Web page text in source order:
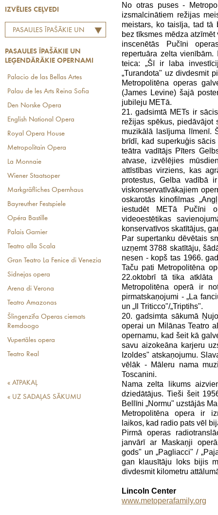
IZVĒLIES CEĻVEDI
PASAULES ĪPAŠĀKIE UN
OPERNAMI
PASAULES ĪPAŠĀKIE UN
LEĢENDĀRĀKIE OPERNAMI
Palacio de las Bellas Artes
Palau de les Arts Reina Sofia
Den Norske Opera
English National Opera
Royal Opera House
Metropolitain Opera
La Monnaie
Wiener Staatsoper
Markgräfliches Opernhaus
Bayreuther Festspiele
Opéra Bastille
Palais Garnier
Teatro alla Scala
Gran Teatro La Fenice di Venezia
Sidnejas opera
Arena di Verona
Teatro Amazonas
Šlingenzīfa Operas ciemats
Remdoogo
Vupertāles opera
Teatro Real
« ATPAKAĻ
« UZ SADAĻAS SĀKUMU
No otras puses -
izsmalcinātiem režijas
meistars, ko taisīja, tad tā
bez tīksmes mēdza
inscenētās Pučīni
repertuāra zelta vienībām.
teica: „Šī ir laba
„Turandota" uz divdesmit
Metropolitēna operas
(James Levine) šajā
jubileju METā.
21. gadsimtā METs ir
režijas spēkus, piedāvājot
muzikālā lasījuma līmenī.
brīdī, kad superkuģis
teātra vadītājs Pīters
atvase, izvēlējies
attīstības virziens, kas
protestus, Gelba vadībā
viskonservatīvākajiem
oskarotās kinofilmas
iestudēt METā Pučīni
videoestētikas
konservatīvos skatītājus,
Par supertanku dēvētais
uzņemt 3788 skatītāju,
nesen - kopš tas 1966.
Taču pati Metropolitēna
22.oktobrī tā tika atklāta
Metropolitēna operā ir
pirmatskaņojumi - „La
un „Il Triticco"/„Triptihs".
20. gadsimta sākumā
operai un Milānas Teatro
opernamu, kad šeit kā
savu aizokeāna karjeru
Izoldes" atskaņojumu.
vēlāk - Māleru nama
Toscanini.
Nama zelta likums
dziedātājus. Tieši šeit
Bellīni „Normu" uzstājās
Metropolitēna opera ir
laikos, kad radio pats vēl
Pirmā operas
janvārī ar Maskaņji
gods" un „Pagliacci" /
gan klausītāju loks bijis
divdesmit kilometru
Lincoln Center
www.metoperafamily.org